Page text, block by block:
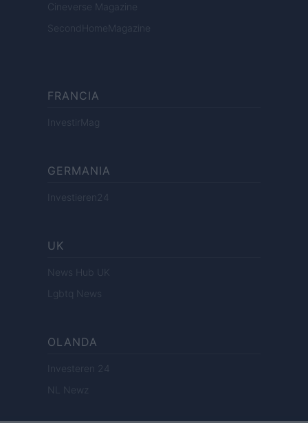
Cineverse Magazine
SecondHomeMagazine
FRANCIA
InvestirMag
GERMANIA
Investieren24
UK
News Hub UK
Lgbtq News
OLANDA
Investeren 24
NL Newz